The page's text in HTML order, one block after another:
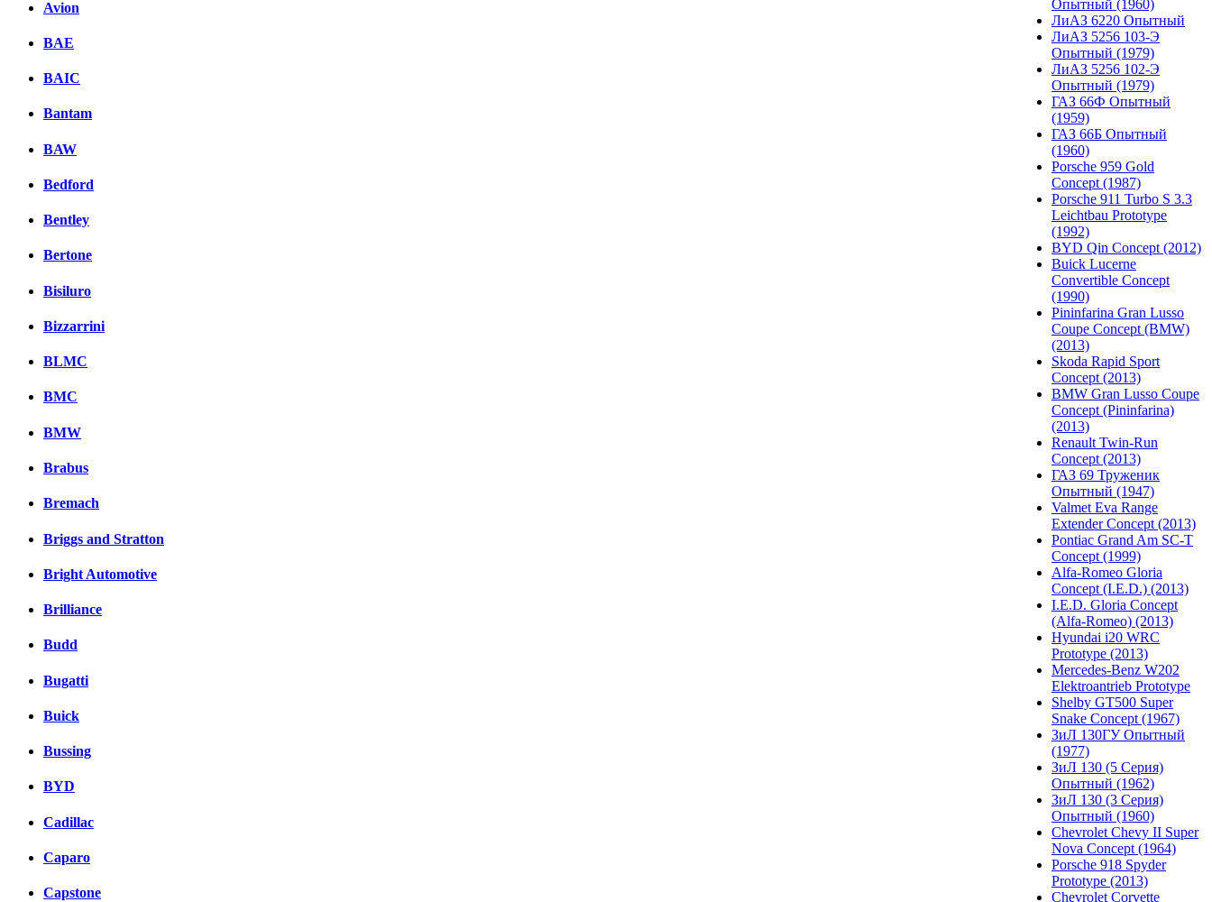
Avion
BAE
BAIC
Bantam
BAW
Bedford
Bentley
Bertone
Bisiluro
Bizzarrini
BLMC
BMC
BMW
Brabus
Bremach
Briggs and Stratton
Bright Automotive
Brilliance
Budd
Bugatti
Buick
Bussing
BYD
Cadillac
Caparo
Capstone
Опытный (1960)
ЛиАЗ 6220 Опытный
ЛиАЗ 5256 103-Э
Опытный (1979)
ЛиАЗ 5256 102-Э
Опытный (1979)
ГАЗ 66Ф Опытный
(1959)
ГАЗ 66Б Опытный
(1960)
Porsche 959 Gold
Concept (1987)
Porsche 911 Turbo S 3.3
Leichtbau Prototype
(1992)
BYD Qin Concept (2012)
Buick Lucerne
Convertible Concept
(1990)
Pininfarina Gran Lusso
Coupe Concept (BMW)
(2013)
Skoda Rapid Sport
Concept (2013)
BMW Gran Lusso Coupe
Concept (Pininfarina)
(2013)
Renault Twin-Run
Concept (2013)
ГАЗ 69 Труженик
Опытный (1947)
Valmet Eva Range
Extender Concept (2013)
Pontiac Grand Am SC-T
Concept (1999)
Alfa-Romeo Gloria
Concept (I.E.D.) (2013)
I.E.D. Gloria Concept
(Alfa-Romeo) (2013)
Hyundai i20 WRC
Prototype (2013)
Mercedes-Benz W202
Elektroantrieb Prototype
Shelby GT500 Super
Snake Concept (1967)
ЗиЛ 130ГУ Опытный
(1977)
ЗиЛ 130 (5 Серия)
Опытный (1962)
ЗиЛ 130 (3 Серия)
Опытный (1960)
Chevrolet Chevy II Super
Nova Concept (1964)
Porsche 918 Spyder
Prototype (2013)
Chevrolet Corvette